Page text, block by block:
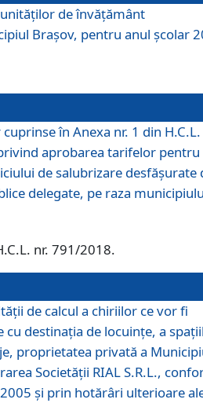
de învăţământ
Braşov, pentru anul şcolar
în Anexa nr. 1 din H.C.L.
aprobarea tarifelor pentru
de salubrizare desfăşurate
delegate, pe raza
nr. 791/2018.
de calcul a chiriilor ce vor fi
cu destinaţia de locuinţe, a
proprietatea privată a
Societăţii RIAL S.R.L.,
și prin hotărâri ulterioare